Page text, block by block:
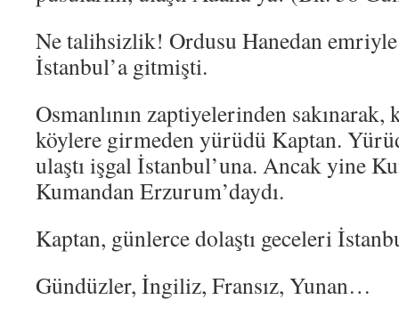
Ne talihsizlik! Ordusu Hanedan emriyle
İstanbul’a gitmişti.
Osmanlının zaptiyelerinden sakınarak,
köylere girmeden yürüdü Kaptan.
ulaştı işgal İstanbul’una. Ancak yine
Kumandan Erzurum’daydı.
Kaptan, günlerce dolaştı geceleri
Gündüzler, İngiliz, Fransız, Yunan…